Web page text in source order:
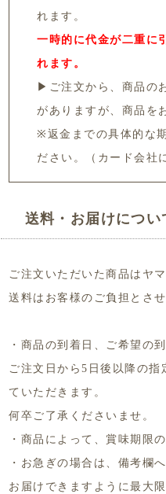
れます。
一時的に代金が二重に
れます。
▶ ご注文から、商品の
がありますが、商品を
※返金までの具体的な
ださい。（カード会社
送料・お届けについ
ご注文いただいた商品はヤ
送料はお客様のご負担とさ
・商品の到着日、ご希望の
ご注文日から5日後以降の
ていただきます。
何卒ご了承くださいませ。
・商品によって、賞味期限
・お急ぎの場合は、備考欄
お届けできますように最大